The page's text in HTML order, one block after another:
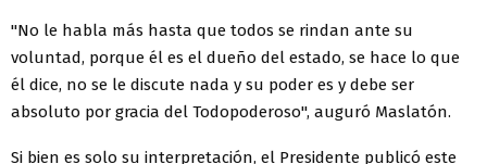
"No le habla más hasta que todos se rindan ante su
voluntad, porque él es el dueño del estado, se hace lo que
él dice, no se le discute nada y su poder es y debe ser
absoluto por gracia del Todopoderoso", auguró Maslatón.
Si bien es solo su interpretación, el Presidente publicó este